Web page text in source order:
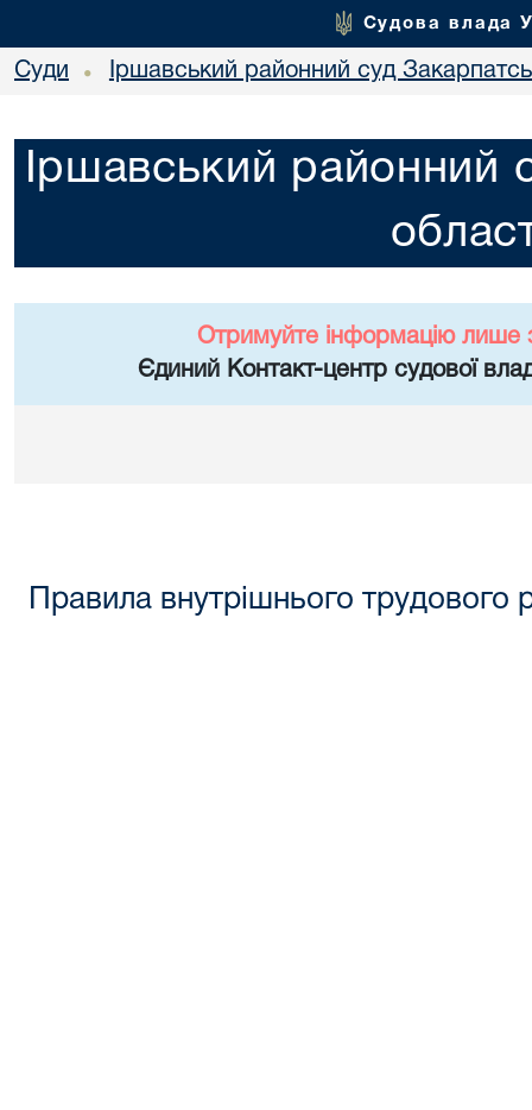
Судова влада
Суди • Іршавський районний суд
Іршавський районний
Отримуйте інформацію лише
Єдиний Контакт-центр судової
Правила внутрішнього трудового